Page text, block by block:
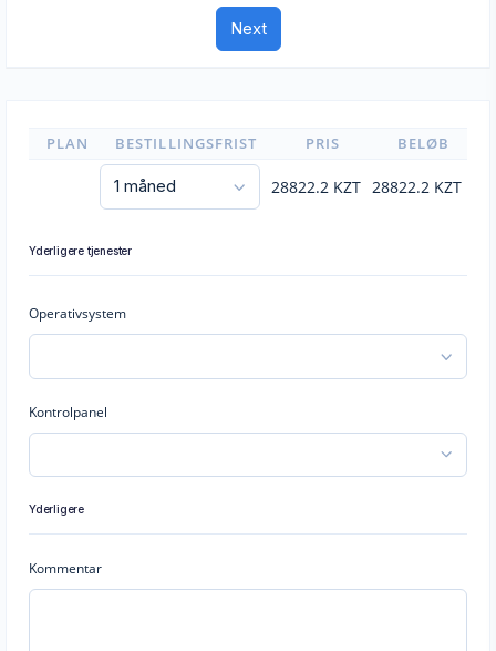
PLAN BESTILLINGSFRIST PRIS BELØB
28822.2 KZT 28822.2 KZT
Yderligere tjenester
Operativsystem
Kontrolpanel
Yderligere
Kommentar